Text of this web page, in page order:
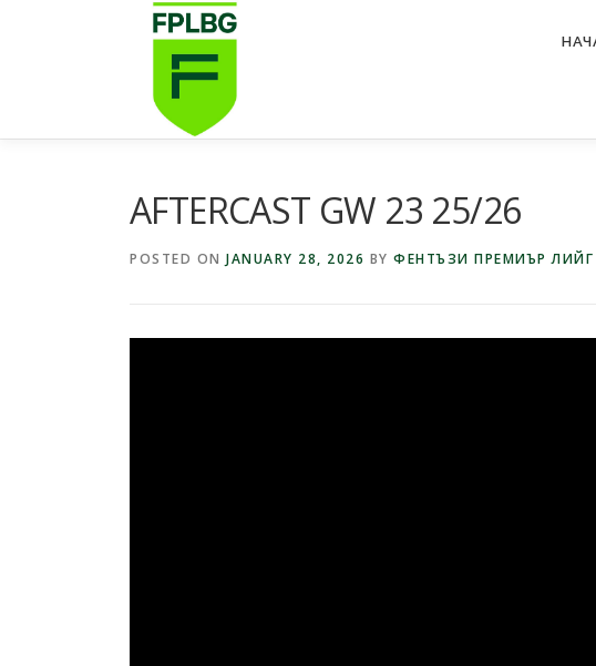
AFTERCAST GW 23 25/26
POSTED ON JANUARY 28, 2026 BY ФЕНТЪЗИ ПРЕМИЪР ЛИЙГ